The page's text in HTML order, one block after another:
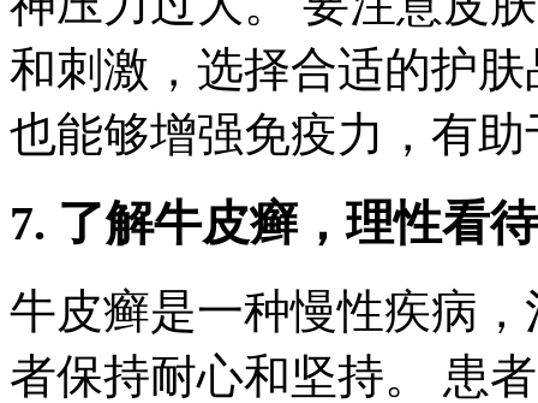
和刺激，选择合适的护
也能够增强免疫力，有
7. 了解牛皮癣，理性看
牛皮癣是一种慢性疾病
者保持耐心和坚持。 患